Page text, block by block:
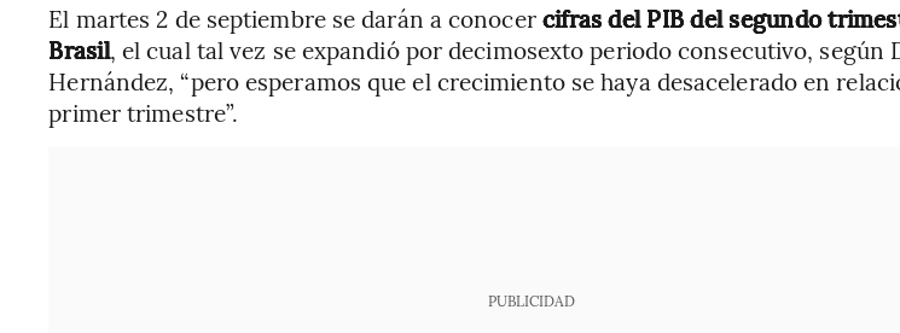
El martes 2 de septiembre se darán a conocercifras del PIB del segundo
Brasil, el cual tal vez se expandió por decimosexto periodo consecutivo, según
Hernández, “pero esperamos que el crecimiento se haya desacelerado en
primer trimestre”.
PUBLICIDAD